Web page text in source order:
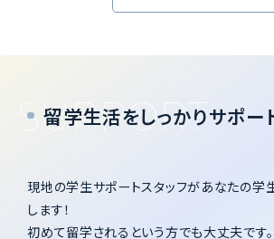
留学生活をしっかりサポー
現地の学生サポートスタッフがあなたの学
します！
初めて留学されるという方でも大丈夫です